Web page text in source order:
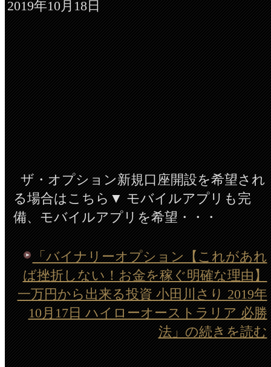
2019年10月18日
ザ・オプション新規口座開設を希望され
る場合はこちら▼ モバイルアプリも完
備、モバイルアプリを希望・・・
「バイナリーオプション【これがあれ
ば挫折しない！お金を稼ぐ明確な理由】
一万円から出来る投資 小田川さり 2019年
10月17日 ハイローオーストラリア 必勝
法」の続きを読む